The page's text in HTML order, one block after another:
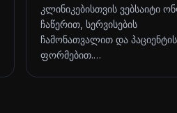
კლინიკებისთვის ვებსაიტი
ჩაწერით, სერვისების
ჩამონათვალით და პაციენტის
ფორმებით.…